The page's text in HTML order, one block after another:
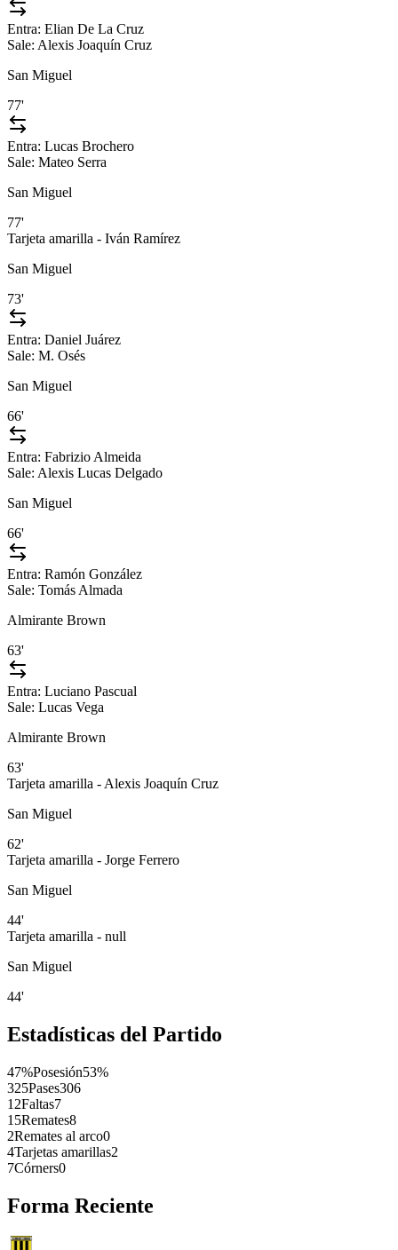
Entra: Elian De La Cruz
Sale: Alexis Joaquín Cruz
San Miguel
77'
Entra: Lucas Brochero
Sale: Mateo Serra
San Miguel
77'
Tarjeta amarilla - Iván Ramírez
San Miguel
73'
Entra: Daniel Juárez
Sale: M. Osés
San Miguel
66'
Entra: Fabrizio Almeida
Sale: Alexis Lucas Delgado
San Miguel
66'
Entra: Ramón González
Sale: Tomás Almada
Almirante Brown
63'
Entra: Luciano Pascual
Sale: Lucas Vega
Almirante Brown
63'
Tarjeta amarilla - Alexis Joaquín Cruz
San Miguel
62'
Tarjeta amarilla - Jorge Ferrero
San Miguel
44'
Tarjeta amarilla - null
San Miguel
44'
Estadísticas del Partido
47%Posesión53%
325Pases306
12Faltas7
15Remates8
2Remates al arco0
4Tarjetas amarillas2
7Córners0
Forma Reciente